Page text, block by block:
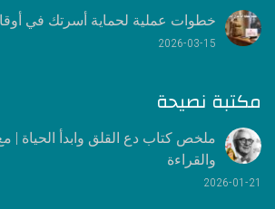
خطوات عملية لحماية أسرتك في
2026-03-15
مكتبة نصيحة
ملخص كتاب دع القلق وابدأ الحياة |
والقراءة
2026-01-21